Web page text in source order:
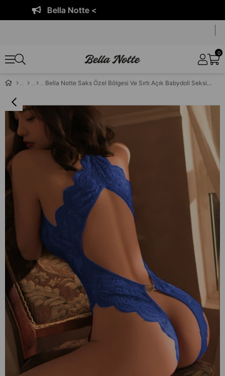
Bella Notte <
0
Bella Notte Saks Özel Bölgesi Ve Sırtı Açık Babydoll Seksi Gecelik 15026